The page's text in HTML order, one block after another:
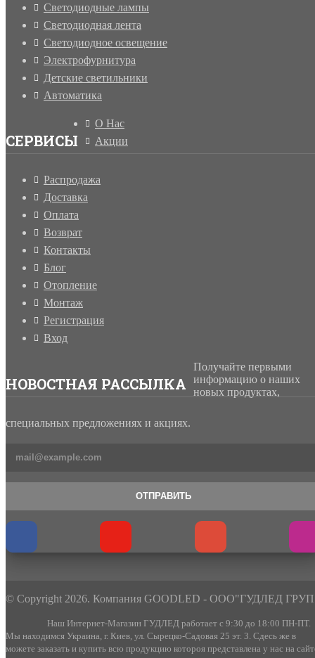
Светодиодные лампы
Светодиодная лента
Светодиодное освещение
Электрофурнитура
Детские светильники
Автоматика
СЕРВИСЫ
О Нас
Акции
Распродажа
Доставка
Оплата
Возврат
Контакты
Блог
Отопление
Монтаж
Регистрация
Вход
НОВОСТНАЯ РАССЫЛКА
Получайте первыми
информацию о наших
новых продуктах,
специальных предложениях и акциях.
ОТПРАВИТЬ
© Copyright 2026. Компания GOODLED - ООО"ГУДЛЕД
Наш Интернет-Магазин ГУДЛЕД работает с 9:30 до 18:00 ПН-ПТ.
Мы находимся Украина, г. Киев, ул. Сырецко-Садовая 25 эт. 3. Сдесь же в
можете заказать и купить всю продукцию котороя представлена у нас на